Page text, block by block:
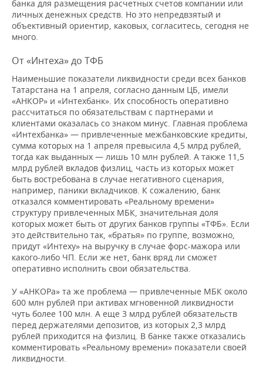
банка для размещения расчетных счетов компании или
личных денежных средств. Но это непредвзятый и
объективный ориентир, каковых, согласитесь, сегодня не
много.
От «Интеха» до ТФБ
Наименьшие показатели ликвидности среди всех банков
Татарстана на 1 апреля, согласно данным ЦБ, имели
«АНКОР» и «Интехбанк». Их способность оперативно
рассчитаться по обязательствам с партнерами и
клиентами оказалась со знаком минус. Главная проблема
«Интехбанка» — привлеченные межбанковские кредиты,
сумма которых на 1 апреля превысила 4,5 млрд рублей,
тогда как выданных — лишь 10 млн рублей. А также 11,5
млрд рублей вкладов физлиц, часть из которых может
быть востребована в случае негативного сценария,
например, паники вкладчиков. К сожалению, банк
отказался комментировать «Реальному времени»
структуру привлеченных МБК, значительная доля
которых может быть от других банков группы «ТФБ». Если
это действительно так, «братья» по группе, возможно,
придут «Интеху» на выручку в случае форс-мажора или
какого-либо ЧП. Если же нет, банк вряд ли сможет
оперативно исполнить свои обязательства.
У «АНКОРа» та же проблема — привлеченные МБК около
600 млн рублей при активах мгновенной ликвидности
чуть более 100 млн. А еще 3 млрд рублей обязательств
перед держателями депозитов, из которых 2,3 млрд
рублей приходится на физлиц. В банке также отказались
комментировать «Реальному времени» показатели своей
ликвидности.